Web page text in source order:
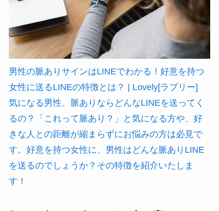
男性の脈ありサインはLINEでわかる！好意を持つ
女性に送るLINEの特徴とは？ | Lovely[ラブリー]
気になる男性、脈ありならどんなLINEを送ってく
るの？「これって脈あり？」と気になる方や、好
きな人との距離が縮まらずにお悩みの方は必見で
す。好意を持つ女性に、男性はどんな脈ありLINE
を送るのでしょうか？その特徴を紹介いたしま
す！